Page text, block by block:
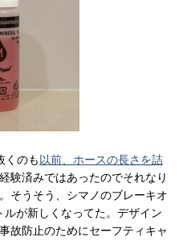
くのも以前、ホースの長さを詰
験済みではあったのでそれなり
そうそう、シマノのブレーキオ
が新しくなってた。デザイン
故防止のためにセーフティキャ